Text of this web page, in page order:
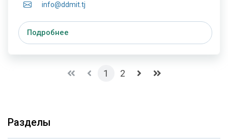
info@ddmit.tj
Подробнее
1 2
Разделы